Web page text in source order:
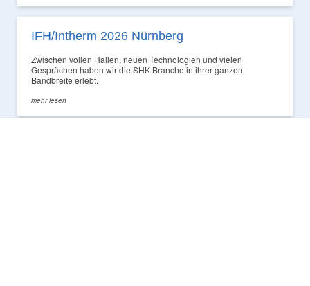
IFH/Intherm 2026 Nürnberg
Zwischen vollen Hallen, neuen Technologien und vielen
Gesprächen haben wir die SHK-Branche in ihrer ganzen
Bandbreite erlebt.
mehr lesen